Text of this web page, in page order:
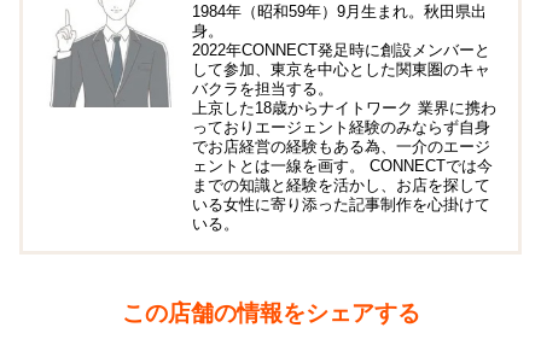
1984年（昭和59年）9月生まれ。秋田県出
身。
2022年CONNECT発足時に創設メンバーと
して参加、東京を中心とした関東圏のキャ
バクラを担当する。
上京した18歳からナイトワーク 業界に携わ
っておりエージェント経験のみならず自身
でお店経営の経験もある為、一介のエージ
ェントとは一線を画す。 CONNECTでは今
までの知識と経験を活かし、お店を探して
いる女性に寄り添った記事制作を心掛けて
いる。
この店舗の情報をシェアする